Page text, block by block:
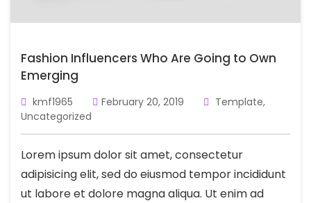
Fashion Influencers Who Are Going to Own
Emerging
kmf1965 February 20, 2019 Template,
Uncategorized
Lorem ipsum dolor sit amet, consectetur
adipisicing elit, sed do eiusmod tempor incididunt
ut labore et dolore magna aliqua. Ut enim ad